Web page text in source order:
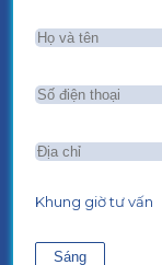
Khung giờ tư vấn
Sáng